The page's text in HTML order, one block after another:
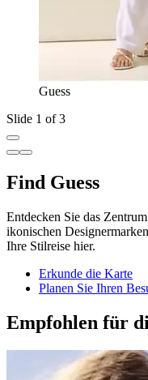
Guess
Slide 1 of 3
Find Guess
Entdecken Sie das
ikonischen
Ihre Stilreise hier.
Erkunde die Karte
Planen Sie Ihren
Empfohlen für